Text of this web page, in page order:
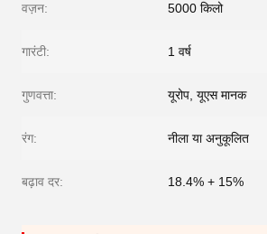
वज़न: 5000 किलो
गारंटी: 1 वर्ष
गुणवत्ता: यूरोप, यूएस मानक
रंग: नीला या अनुकूलित
बढ़ाव दर: 18.4% + 15%